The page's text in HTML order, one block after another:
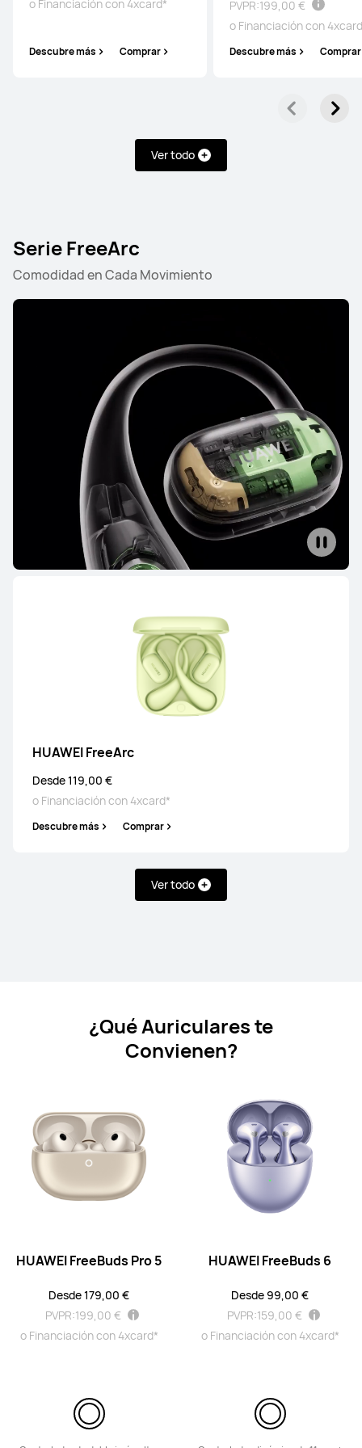
o Financiación con 4xcard*
Descubre más Comprar
PVPR:199,00 €
o Financiación con
Descubre más Comprar
Ver todo
Serie FreeArc
Comodidad en Cada Movimiento
HUAWEI FreeArc
Desde 119,00 €
o Financiación con 4xcard*
Descubre más Comprar
Ver todo
Serie FreeClip
Serie FreeBuds
o Financiación con 4xcard*
Descubre más
Desde 99,00 €
o Financiación con 4xcard*
Descubre más Comprar
HUAWEI FreeBuds 6i
o Financiación con 4xcard*
Descubre más Notificarme
HUAWEI FreeBuds SE 4 ANC
¿Qué Auriculares te
Convienen?
HUAWEI FreeBuds Pro 5
Desde 179,00 €
PVPR:199,00 €
o Financiación con 4xcard*
HUAWEI FreeBuds 6
Desde 99,00 €
PVPR:159,00 €
o Financiación con 4xcard*